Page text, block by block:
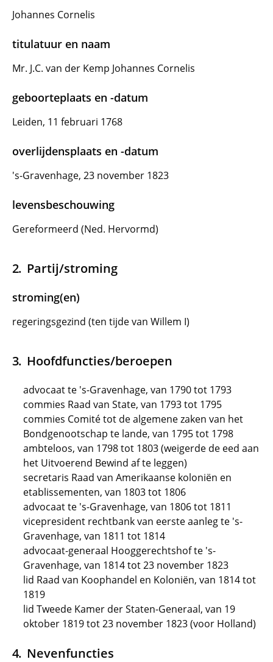
Johannes Cornelis
titulatuur en naam
Mr. J.C. van der Kemp Johannes Cornelis
geboorteplaats en -datum
Leiden, 11 februari 1768
overlijdensplaats en -datum
's-Gravenhage, 23 november 1823
levensbeschouwing
Gereformeerd (Ned. Hervormd)
Partij/stroming
stroming(en)
regeringsgezind (ten tijde van Willem I)
Hoofdfuncties/beroepen
advocaat te 's-Gravenhage, van 1790 tot 1793
commies Raad van State, van 1793 tot 1795
commies Comité tot de algemene zaken van het
Bondgenootschap te lande, van 1795 tot 1798
ambteloos, van 1798 tot 1803 (weigerde de eed aan
het Uitvoerend Bewind af te leggen)
secretaris Raad van Amerikaanse koloniën en
etablissementen, van 1803 tot 1806
advocaat te 's-Gravenhage, van 1806 tot 1811
vicepresident rechtbank van eerste aanleg te 's-
Gravenhage, van 1811 tot 1814
advocaat-generaal Hooggerechtshof te 's-
Gravenhage, van 1814 tot 23 november 1823
lid Raad van Koophandel en Koloniën, van 1814 tot
1819
lid Tweede Kamer der Staten-Generaal, van 19
oktober 1819 tot 23 november 1823 (voor Holland)
Nevenfuncties